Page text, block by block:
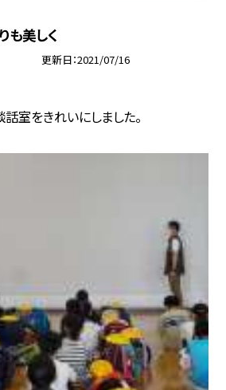
も美しく
更新日 2021/07/16
室をきれいにしました。